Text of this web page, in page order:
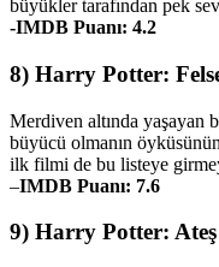
büyükler tarafından pek
-IMDB Puanı: 4.2
8) Harry Potter:
Merdiven altında yaşayan
büyücü olmanın
ilk filmi de bu listeye
–IMDB Puanı: 7.6
9) Harry Potter: